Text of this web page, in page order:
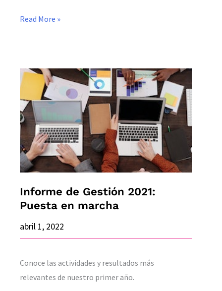
Read More »
Informe de Gestión 2021:
Puesta en marcha
abril 1, 2022
Conoce las actividades y resultados más
relevantes de nuestro primer año.
Informe
de
Gestión
2021:
Puesta
en
marcha